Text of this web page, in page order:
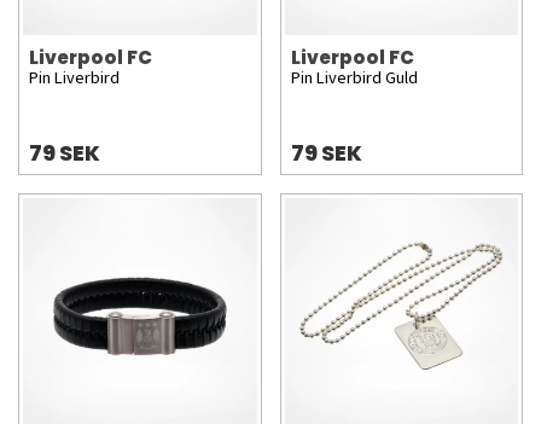
Liverpool FC
Pin Liverbird
79 SEK
Liverpool FC
Pin Liverbird Guld
79 SEK